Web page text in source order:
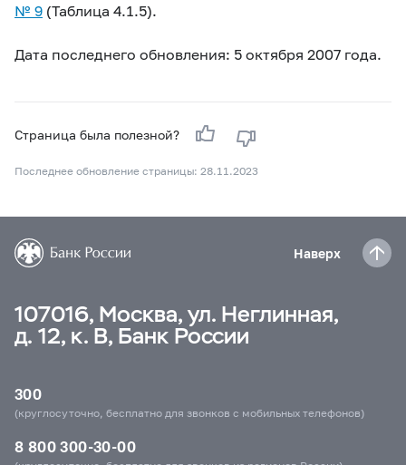
№ 9 (Таблица 4.1.5).
Дата последнего обновления: 5 октября 2007 года.
Страница была полезной?
Последнее обновление страницы: 28.11.2023
Наверх
107016, Москва, ул. Неглинная,
д. 12, к. В, Банк России
300
(круглосуточно, бесплатно для звонков с мобильных телефонов)
8 800 300-30-00